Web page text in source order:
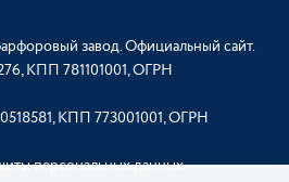
завод. Официальный сайт.
КПП 781101001, ОГРН
КПП 773001001, ОГРН
персональных данных